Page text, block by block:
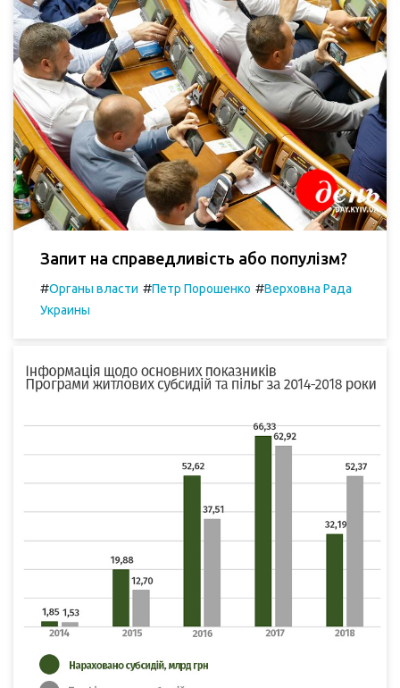
Запит на справедливість або популізм?
#Органы власти #Петр Порошенко #Верховна Рада
Украины